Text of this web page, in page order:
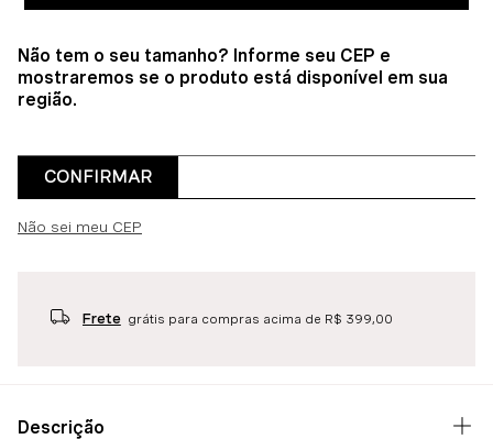
Não tem o seu tamanho? Informe seu CEP e
mostraremos se o produto está disponível em sua
região.
CONFIRMAR
Não sei meu CEP
Frete grátis para compras acima de R$ 399,00
Descrição